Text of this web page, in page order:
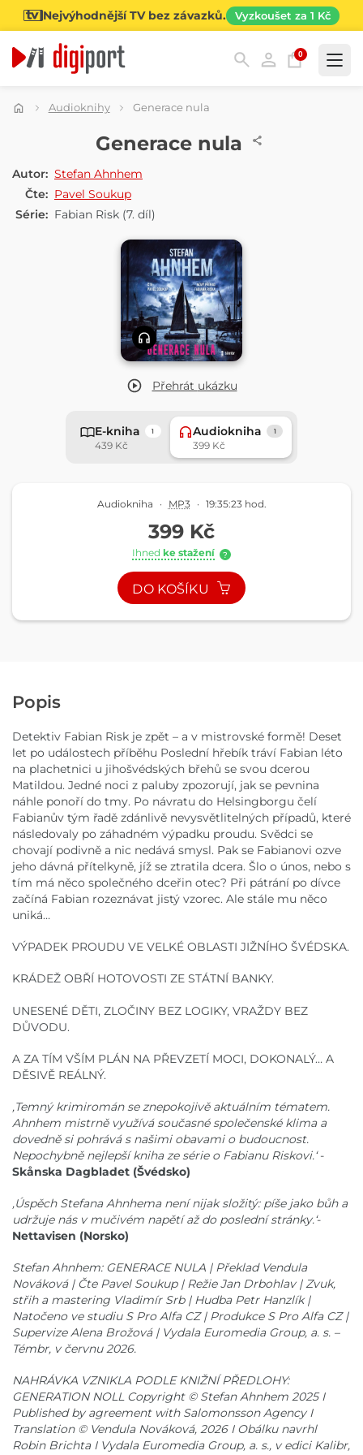
Nejvýhodnější TV bez závazků. Vyzkoušet za 1 Kč
0
Kategorie
Audioknihy Generace nula
Přehrát ukázku
Generace nula
Autor: Stefan Ahnhem
Čte: Pavel Soukup
Série: Fabian Risk (7. díl)
E-kniha 1
439 Kč
Audiokniha 1
399 Kč
Audiokniha · MP3 · 19:35:23 hod.
399 Kč
Ihned ke stažení ?
DO KOŠÍKU
Popis
Detektiv Fabian Risk je zpět – a v mistrovské formě! Deset
let po událostech příběhu Poslední hřebík tráví Fabian léto
na plachetnici u jihošvédských břehů se svou dcerou
Matildou. Jedné noci z paluby zpozorují, jak se pevnina
náhle ponoří do tmy. Po návratu do Helsingborgu čelí
Fabianův tým řadě zdánlivě nevysvětlitelných případů, které
následovaly po záhadném výpadku proudu. Svědci se
chovají podivně a nic nedává smysl. Pak se Fabianovi ozve
jeho dávná přítelkyně, jíž se ztratila dcera. Šlo o únos, nebo s
tím má něco společného dceřin otec? Při pátrání po dívce
začíná Fabian rozeznávat jistý vzorec. Ale stále mu něco
uniká…
VÝPADEK PROUDU VE VELKÉ OBLASTI JIŽNÍHO ŠVÉDSKA.
KRÁDEŽ OBŘÍ HOTOVOSTI ZE STÁTNÍ BANKY.
UNESENÉ DĚTI, ZLOČINY BEZ LOGIKY, VRAŽDY BEZ
DŮVODU.
A ZA TÍM VŠÍM PLÁN NA PŘEVZETÍ MOCI, DOKONALÝ… A
DĚSIVĚ REÁLNÝ.
,Temný krimiromán se znepokojivě aktuálním tématem.
Ahnhem mistrně využívá současné společenské klima a
dovedně si pohrává s našimi obavami o budoucnost.
Nepochybně nejlepší kniha ze série o Fabianu Riskovi.‘-
Skånska Dagbladet (Švédsko)
,Úspěch Stefana Ahnhema není nijak složitý: píše jako bůh a
udržuje nás v mučivém napětí až do poslední stránky.‘-
Nettavisen (Norsko)
Stefan Ahnhem: GENERACE NULA | Překlad Vendula
Nováková | Čte Pavel Soukup | Režie Jan Drbohlav | Zvuk,
střih a mastering Vladimír Srb | Hudba Petr Hanzlík |
Natočeno ve studiu S Pro Alfa CZ | Produkce S Pro Alfa CZ |
Supervize Alena Brožová | Vydala Euromedia Group, a. s. –
Témbr, v červnu 2026.
NAHRÁVKA VZNIKLA PODLE KNIŽNÍ PŘEDLOHY:
GENERATION NOLL Copyright © Stefan Ahnhem 2025 I
Published by agreement with Salomonsson Agency I
Translation © Vendula Nováková, 2026 I Obálku navrhl
Robin Brichta I Vydala Euromedia Group, a. s., v edici Kalibr,